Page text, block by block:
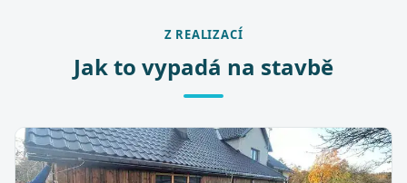
Z REALIZACÍ
Jak to vypadá na stavbě